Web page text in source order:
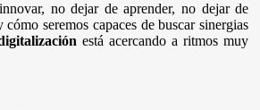
no dejar de aprender, no dejar de
seremos capaces de buscar sinergias
está acercando a ritmos muy